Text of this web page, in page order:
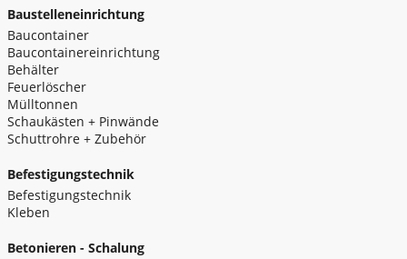
Baustelleneinrichtung
Baucontainer
Baucontainereinrichtung
Behälter
Feuerlöscher
Mülltonnen
Schaukästen + Pinwände
Schuttrohre + Zubehör
Befestigungstechnik
Befestigungstechnik
Kleben
Betonieren - Schalung